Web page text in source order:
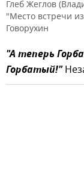
Глеб Жеглов
"Место встречи
Говорухин
"А теперь
Горбатый!"